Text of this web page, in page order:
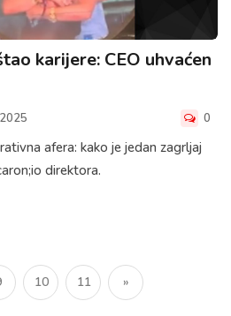
karijere: CEO uhvaćen
0
afera: kako je jedan zagrljaj
direktora.
10 11 »